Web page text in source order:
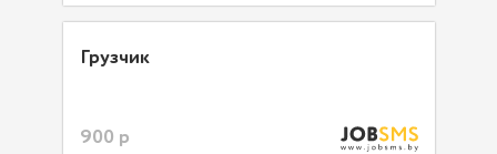
Грузчик
900 р